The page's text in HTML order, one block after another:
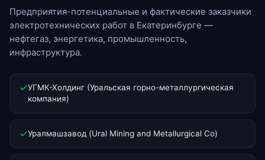
Предприятия-потенциальные и фактические заказчики
электротехнических работ в Екатеринбурге —
нефтегаз, энергетика, промышленность,
инфраструктура.
УГМК-Холдинг (Уральская горно-металлургическая
компания)
Уралмашзавод (Ural Mining and Metallurgical Co)